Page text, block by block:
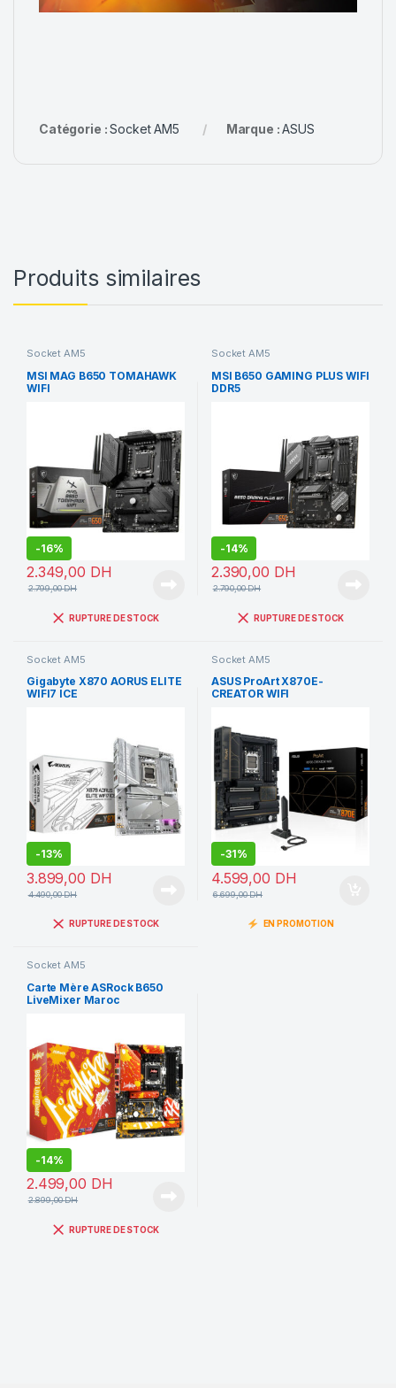
Catégorie :Socket AM5 Marque :ASUS
Produits similaires
Socket AM5
MSI MAG B650 TOMAHAWK
WIFI
-16%
2.349,00 DH
2.799,00DH
RUPTURE DE STOCK
Socket AM5
MSI B650 GAMING PLUS WIFI
DDR5
-14%
2.390,00 DH
2.790,00DH
RUPTURE DE STOCK
Socket AM5
Gigabyte X870 AORUS ELITE
WIFI7 ICE
-13%
3.899,00 DH
4.490,00DH
RUPTURE DE STOCK
Socket AM5
ASUS ProArt X870E-
CREATOR WIFI
-31%
4.599,00 DH
6.699,00DH
EN PROMOTION
Socket AM5
Carte Mère ASRock B650
LiveMixer Maroc
-14%
2.499,00 DH
2.899,00DH
RUPTURE DE STOCK